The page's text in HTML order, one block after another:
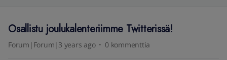
Osallistu joulukalenteriimme Twitterissä!
Forum|Forum|3 years ago 0 kommenttia